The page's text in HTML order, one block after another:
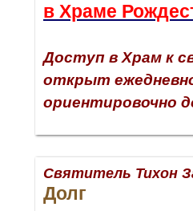
в Храме
Доступ в Храм к
открыт
ориентировочно
Святитель Тихон
Долг